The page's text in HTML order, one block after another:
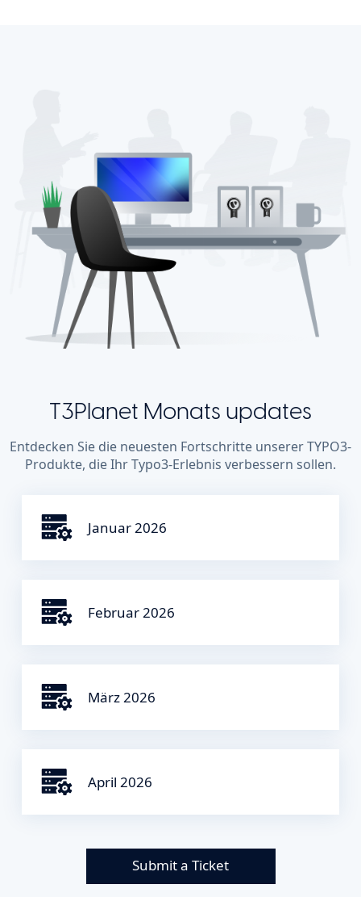
T3Planet Monats updates
Entdecken Sie die neuesten Fortschritte unserer TYPO3-
Produkte, die Ihr Typo3-Erlebnis verbessern sollen.
Januar 2026
Februar 2026
März 2026
April 2026
Submit a Ticket